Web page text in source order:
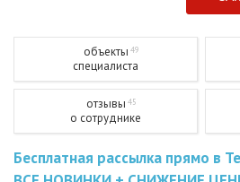
объекты 49
специалиста
отзывы 45
о сотруднике
Бесплатная рассылка прямо в